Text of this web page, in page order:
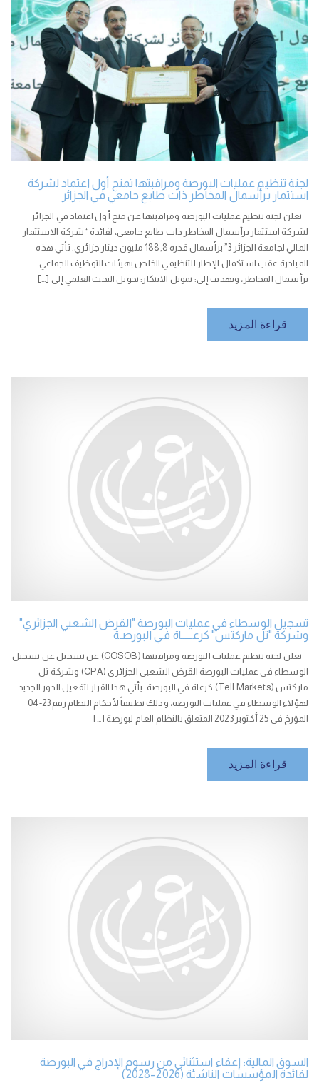
لجنة تنظيم عمليات البورصة ومراقبتها تمنح أول اعتماد لشركة
استثمار برأسمال المخاطر ذات طابع جامعي في الجزائر
تعلن لجنة تنظيم عمليات البورصة ومراقبتها عن منح أول اعتماد في الجزائر
لشركة استثمار برأسمال المخاطر ذات طابع جامعي، لفائدة “شركة الاستثمار
المالي لجامعة الجزائر 3” برأسمال قدره 188,8 مليون دينار جزائري. تأتي هذه
المبادرة عقب استكمال الإطار التنظيمي الخاص بهيئات التوظيف الجماعي
برأسمال المخاطر، ويهدف إلى: تمويل الابتكار: تحويل البحث العلمي إلى […]
قراءة المزيد
تسجيل الوسطاء في عمليات البورصة "القرض الشعبي الجزائري"
وشركة "تل ماركتس" كرعـــــاة فـي البورصـة
تعلن لجنة تنظيم عمليات البورصة ومراقبتها (COSOB) عن تسجيل عن تسجيل
الوسطاء في عمليات البورصة القرض الشعبي الجزائري (CPA) وشركة تل
ماركتس (Tell Markets) كرعاة في البورصة. يأتي هذا القرار لتفعيل الدور الجديد
لهؤلاء الوسطاء في عمليات البورصة، وذلك تطبيقاً لأحكام النظام رقم 23-04
المؤرخ في 25 أكتوبر 2023 المتعلق بالنظام العام لبورصة […]
قراءة المزيد
السوق المالية: إعفاء استثنائي من رسوم الإدراج في البورصة
لفائدة المؤسسات الناشئة (2026–2028)